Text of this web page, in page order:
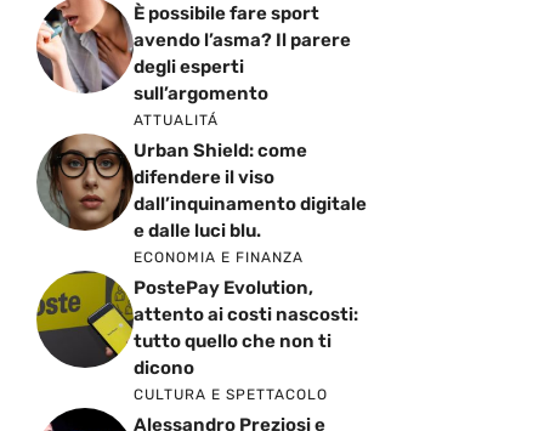
È possibile fare sport
avendo l’asma? Il parere
degli esperti
sull’argomento
ATTUALITÁ
Urban Shield: come
difendere il viso
dall’inquinamento digitale
e dalle luci blu.
ECONOMIA E FINANZA
PostePay Evolution,
attento ai costi nascosti:
tutto quello che non ti
dicono
CULTURA E SPETTACOLO
Alessandro Preziosi e